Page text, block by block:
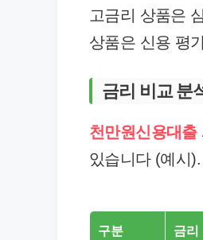
고금리 상품은
상품은 신용 평
금리 비교 분
천만원신용대출
있습니다 (예시).
구분 금리